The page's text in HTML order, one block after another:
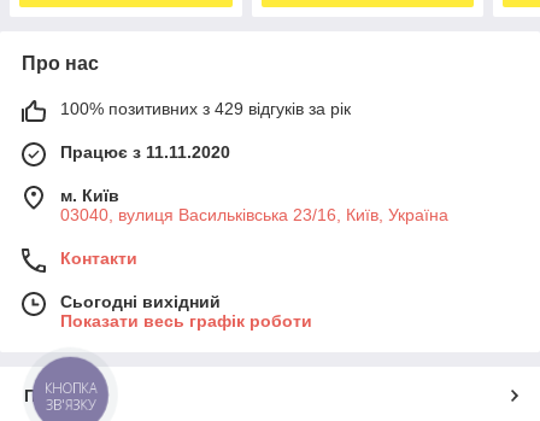
Про нас
100% позитивних з 429 відгуків за рік
Працює з 11.11.2020
м. Київ
03040, вулиця Васильківська 23/16, Київ, Україна
Контакти
Сьогодні вихідний
Показати весь графік роботи
Про нас
КНОПКА
ЗВ'ЯЗКУ